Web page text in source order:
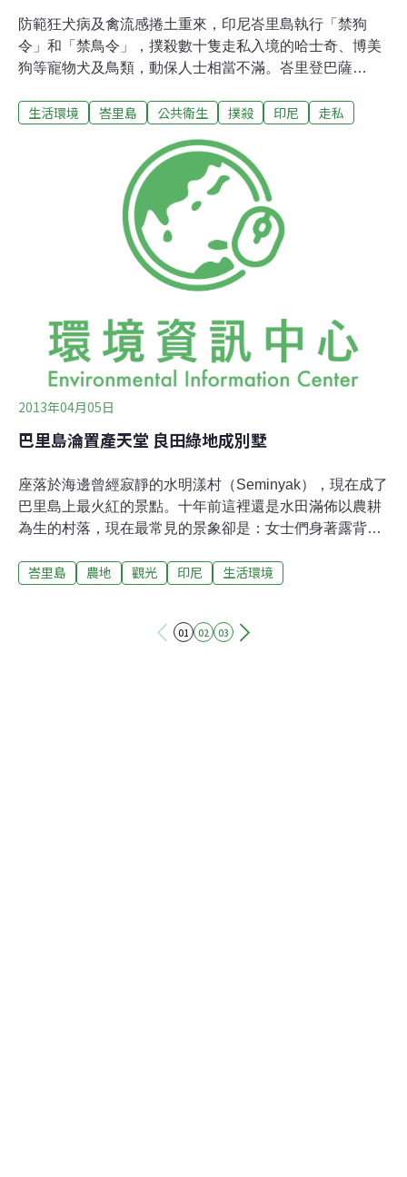
防範狂犬病及禽流感捲土重來，印尼峇里島執行「禁狗
令」和「禁鳥令」，撲殺數十隻走私入境的哈士奇、博美
狗等寵物犬及鳥類，動保人士相當不滿。峇里登巴薩
示，撲殺的對象有31隻狗，包括有血統書的名犬，像是西
給峇里島當地餐廳的土雞。伊達表示，這些被撲殺的動物
都是上週從吉利馬努克進入峇里島的遊客行李中查扣的。
其中數頭波斯貓和外來鳥類被送回爪哇島，沒有遭到撲
殺。對於哈士奇、博美狗等寵物犬遭到撲殺，印尼動保團
體表示不滿並說，峇里當局應先設法讓販售動物者把犬隻
帶回，或送交其他省份的動物收容中心，而非逕自撲殺。
事實上，隨著旅遊觀光急速成長，峇里島對狗和外來鳥類
特殊鳥類入境。
生活環境 峇里島 公共衛生 撲殺 印尼 走私
2013年04月05日
巴里島淪置產天堂 良田綠地成別墅
座落於海邊曾經寂靜的水明漾村（Seminyak），現在成了
巴里島上最火紅的景點。十年前這裡還是水田滿佈以農耕
為生的村落，現在最常見的景象卻是：女士們身著露背洋
香檳、松露和胡椒牛排，飽餐一頓後再進入城市裡的小酒
住宿等級從高級別墅到背包客棧都隨處可見，這是巴里島
峇里島 農地 觀光 印尼 生活環境
01 02 03